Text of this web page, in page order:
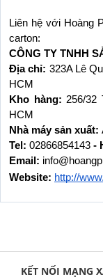
Liên hệ với Hoàng
carton:
CÔNG TY TNHH
Địa chỉ: 323A Lê
HCM
Kho hàng: 256/32
HCM
Nhà máy sản xuất:
Tel: 02866854143 -
Email:
Website: http://
KẾT NỐI MẠNG